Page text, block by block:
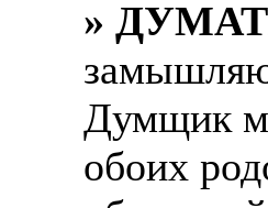
»
Думщик м
обоих